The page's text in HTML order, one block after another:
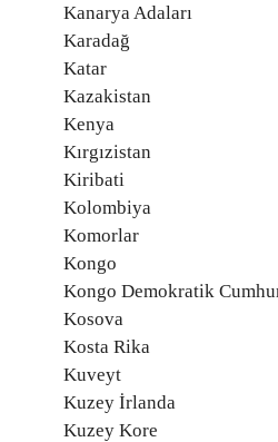
Kanarya Adaları
Karadağ
Katar
Kazakistan
Kenya
Kırgızistan
Kiribati
Kolombiya
Komorlar
Kongo
Kongo Demokratik
Kosova
Kosta Rika
Kuveyt
Kuzey İrlanda
Kuzey Kore